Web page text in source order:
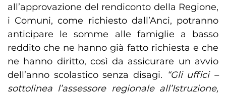
all’approvazione del rendiconto della Regione,
i Comuni, come richiesto dall’Anci, potranno
anticipare le somme alle famiglie a basso
reddito che ne hanno già fatto richiesta e che
ne hanno diritto, così da assicurare un avvio
dell’anno scolastico senza disagi. “Gli uffici –
sottolinea l’assessore regionale all’Istruzione,